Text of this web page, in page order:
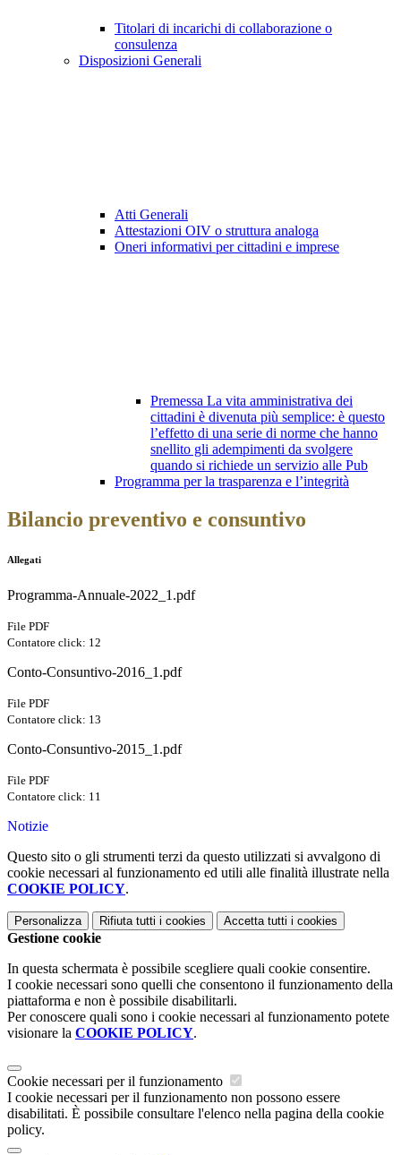
Titolari di incarichi di collaborazione o
consulenza
Disposizioni Generali
Atti Generali
Attestazioni OIV o struttura analoga
Oneri informativi per cittadini e imprese
Premessa La vita amministrativa dei
cittadini è divenuta più semplice: è questo
l’effetto di una serie di norme che hanno
snellito gli adempimenti da svolgere
quando si richiede un servizio alle Pub
Programma per la trasparenza e l’integrità
Bilancio preventivo e consuntivo
Allegati
Programma-Annuale-2022_1.pdf
File PDF
Contatore click: 12
Conto-Consuntivo-2016_1.pdf
File PDF
Contatore click: 13
Conto-Consuntivo-2015_1.pdf
File PDF
Contatore click: 11
Notizie
Questo sito o gli strumenti terzi da questo utilizzati si avvalgono di
cookie necessari al funzionamento ed utili alle finalità illustrate nella
COOKIE POLICY.
Personalizza Rifiuta tutti i cookies Accetta tutti i cookies
Gestione cookie
In questa schermata è possibile scegliere quali cookie consentire.
I cookie necessari sono quelli che consentono il funzionamento della
piattaforma e non è possibile disabilitarli.
Per conoscere quali sono i cookie necessari al funzionamento potete
visionare la COOKIE POLICY.
Cookie necessari per il funzionamento
I cookie necessari per il funzionamento non possono essere
disabilitati. È possibile consultare l'elenco nella pagina della cookie
policy.